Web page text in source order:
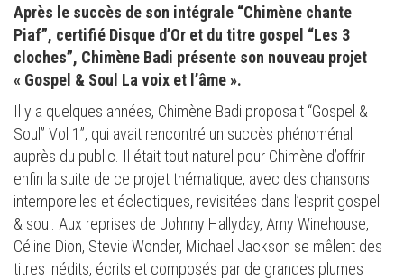
Après le succès de son intégrale “Chimène chante
Piaf”, certifié Disque d’Or et du titre gospel “Les 3
cloches”, Chimène Badi présente son nouveau projet
« Gospel & Soul La voix et l’âme ».
Il y a quelques années, Chimène Badi proposait “Gospel &
Soul” Vol 1”, qui avait rencontré un succès phénoménal
auprès du public. Il était tout naturel pour Chimène d’offrir
enfin la suite de ce projet thématique, avec des chansons
intemporelles et éclectiques, revisitées dans l’esprit gospel
& soul. Aux reprises de Johnny Hallyday, Amy Winehouse,
Céline Dion, Stevie Wonder, Michael Jackson se mêlent des
titres inédits, écrits et composés par de grandes plumes